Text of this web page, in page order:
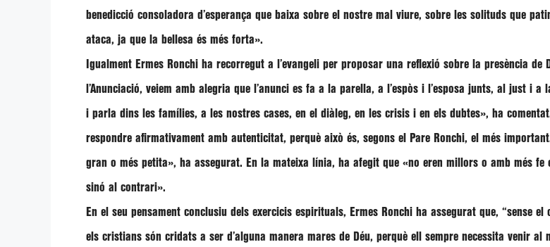
benedicció consoladora d’esperança que baixa sobre el nostre mal viure, sobre les solituds que
ataca, ja que la bellesa és més forta».
Igualment Ermes Ronchi ha recorregut a l’evangeli per proposar una reflexió sobre la presència de
l’Anunciació, veiem amb alegria que l’anunci es fa a la parella, a l’espòs i l’esposa junts, al just i
i parla dins les famílies, a les nostres cases, en el diàleg, en les crisis i en els dubtes», ha
respondre afirmativament amb autenticitat, perquè això és, segons el Pare Ronchi, el més
gran o més petita», ha assegurat. En la mateixa línia, ha afegit que «no eren millors o amb més fe
sinó al contrari».
En el seu pensament conclusiu dels exercicis espirituals, Ermes Ronchi ha assegurat que, “sense el
els cristians són cridats a ser d’alguna manera mares de Déu, perquè ell sempre necessita venir al